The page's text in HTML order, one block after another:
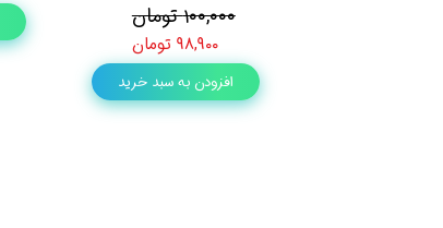
۱۰۰,۰۰۰ تومان
۹۸,۹۰۰ تومان
افزودن به سبد خرید